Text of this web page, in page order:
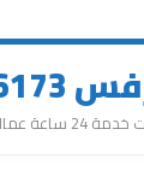
مميزة